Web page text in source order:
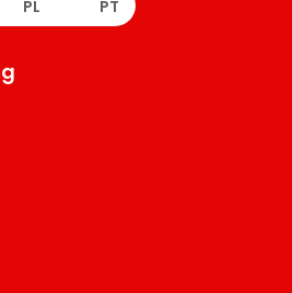
PL PT